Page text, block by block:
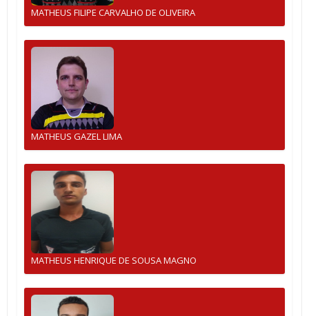
MATHEUS FILIPE CARVALHO DE OLIVEIRA
MATHEUS GAZEL LIMA
MATHEUS HENRIQUE DE SOUSA MAGNO